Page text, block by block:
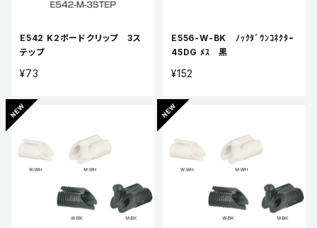
E542 K2ボードクリップ 3ス
テップ
¥73
E556-W-BK ﾉｯｸﾀﾞｳﾝｺﾈｸﾀｰ
45DG ﾒｽ 黒
¥152